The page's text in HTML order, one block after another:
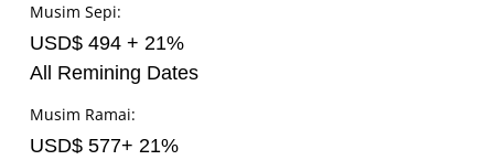
Musim Sepi:
USD$ 494 + 21%
All Remining Dates
Musim Ramai:
USD$ 577+ 21%